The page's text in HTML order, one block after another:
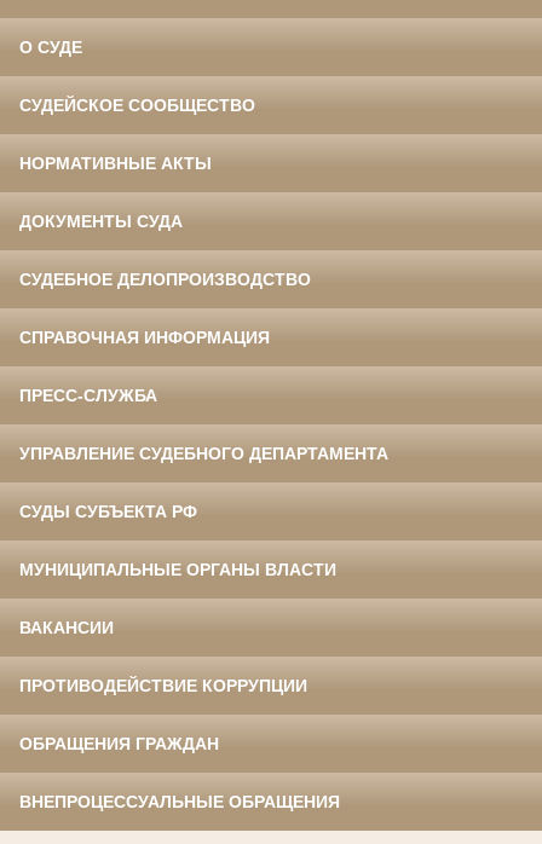
О СУДЕ
СУДЕЙСКОЕ СООБЩЕСТВО
НОРМАТИВНЫЕ АКТЫ
ДОКУМЕНТЫ СУДА
СУДЕБНОЕ ДЕЛОПРОИЗВОДСТВО
СПРАВОЧНАЯ ИНФОРМАЦИЯ
ПРЕСС-СЛУЖБА
УПРАВЛЕНИЕ СУДЕБНОГО ДЕПАРТАМЕНТА
СУДЫ СУБЪЕКТА РФ
МУНИЦИПАЛЬНЫЕ ОРГАНЫ ВЛАСТИ
ВАКАНСИИ
ПРОТИВОДЕЙСТВИЕ КОРРУПЦИИ
ОБРАЩЕНИЯ ГРАЖДАН
ВНЕПРОЦЕССУАЛЬНЫЕ ОБРАЩЕНИЯ